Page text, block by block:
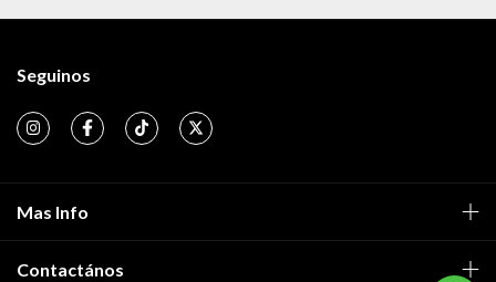
Seguinos
Mas Info
Contactános